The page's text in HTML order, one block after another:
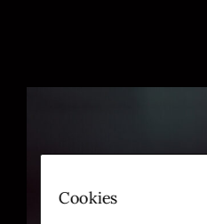
Cookies